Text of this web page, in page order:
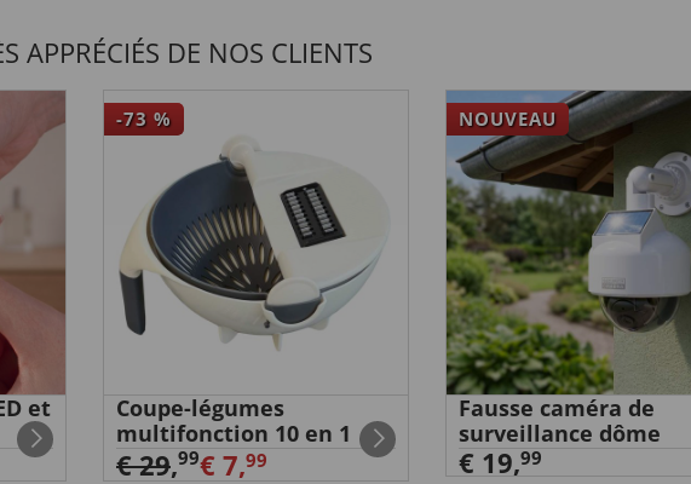
APPRÉCIÉS DE NOS CLIENTS
et
-73 %
Coupe-légumes
multifonction 10 en 1
€ 29,99€ 7,99
NOUVEAU
Fausse caméra de
surveillance dôme
€ 19,99